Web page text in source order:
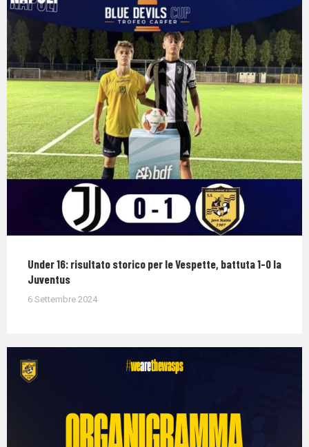
Under 16: risultato storico per le Vespette, battuta 1-0 la
Juventus
6 Settembre 2024